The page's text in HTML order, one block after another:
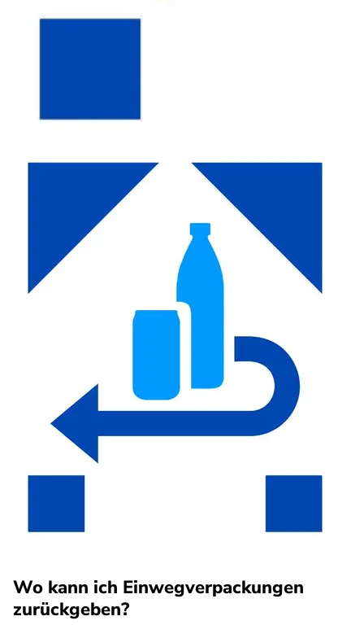
Wo kann ich Einwegverpackungen
zurückgeben?